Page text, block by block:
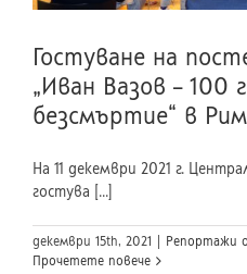
Гостуване на
„Иван Вазов – 100
безсмъртие“ в Рим
На 11 декември 2021 г.
гостува [...]
декември 15th, 2021
Репортажи
Прочетете повече